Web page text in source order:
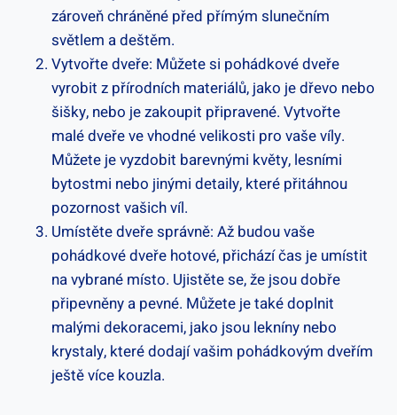
zároveň chráněné před přímým slunečním
světlem a deštěm.
Vytvořte dveře: Můžete si pohádkové dveře
vyrobit z přírodních materiálů, jako je dřevo nebo
šišky, nebo je zakoupit připravené. Vytvořte
malé dveře ve vhodné velikosti pro vaše víly.
Můžete je vyzdobit barevnými květy, lesními
bytostmi nebo jinými detaily, které přitáhnou
pozornost vašich víl.
Umístěte dveře správně: Až budou vaše
pohádkové dveře hotové, přichází čas je umístit
na vybrané místo. Ujistěte se, že jsou dobře
připevněny a pevné. Můžete je také doplnit
malými dekoracemi, jako jsou lekníny nebo
krystaly, které dodají vašim pohádkovým dveřím
ještě více kouzla.